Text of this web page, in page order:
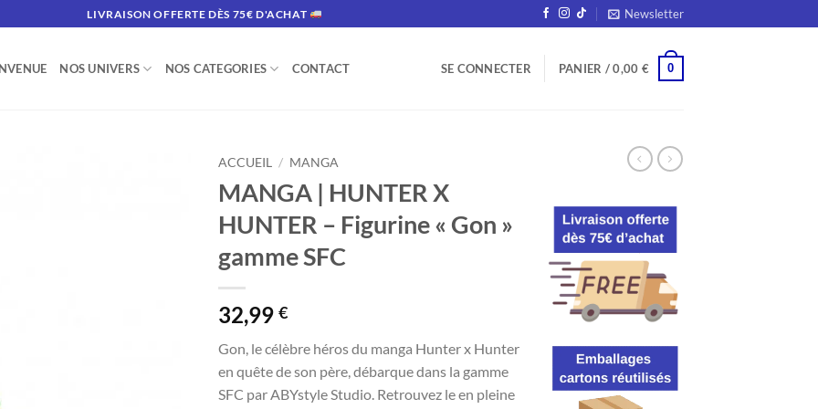
LIVRAISON OFFERTE DÈS 75€ D'ACHAT Newsletter
NOS UNIVERS NOS CATEGORIES CONTACT SE CONNECTER PANIER /0,00 € 0
ACCUEIL / MANGA
MANGA | HUNTER X
HUNTER – Figurine « Gon »
gamme SFC
32,99 €
Gon, le célèbre héros du manga Hunter x Hunter
en quête de son père, débarque dans la gamme
SFC par ABYstyle Studio. Retrouvez le en pleine